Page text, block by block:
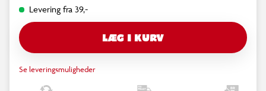
Levering fra 39,-
LÆG I KURV
Se leveringsmuligheder